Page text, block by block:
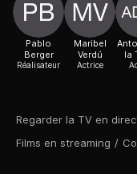
Regarder la TV en
Films en streaming /
Pablo
Berger
Réalisateur
Maribel
Verdú
Actrice
la